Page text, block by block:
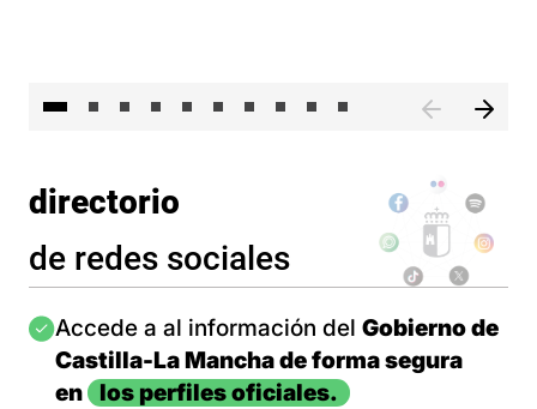
directorio
de redes sociales
Imagen
Accede a al información del Gobierno de
Castilla-La Mancha de forma segura
en
los perfiles oficiales.